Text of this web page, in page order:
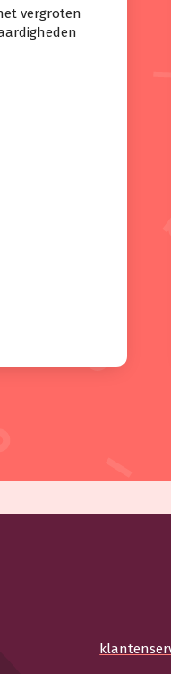
vergroten